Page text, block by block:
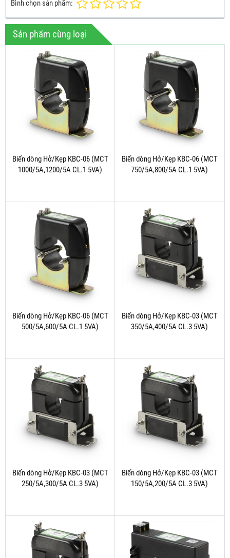
Bình chọn sản phẩm:
Sản phẩm cùng loại
Biến dòng Hở/Kẹp KBC-06 (MCT
1000/5A,1200/5A CL.1 5VA)
Biến dòng Hở/Kẹp KBC-06 (MCT
750/5A,800/5A CL.1 5VA)
Biến dòng Hở/Kẹp KBC-06 (MCT
500/5A,600/5A CL.1 5VA)
Biến dòng Hở/Kẹp KBC-03 (MCT
350/5A,400/5A CL.3 5VA)
Biến dòng Hở/Kẹp KBC-03 (MCT
250/5A,300/5A CL.3 5VA)
Biến dòng Hở/Kẹp KBC-03 (MCT
150/5A,200/5A CL.3 5VA)